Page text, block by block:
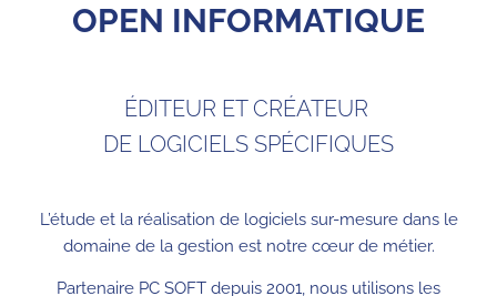
OPEN INFORMATIQUE
ÉDITEUR ET CRÉATEUR
DE LOGICIELS SPÉCIFIQUES
L’étude et la réalisation de logiciels sur-mesure dans le
domaine de la gestion est notre cœur de métier.
Partenaire PC SOFT depuis 2001, nous utilisons les